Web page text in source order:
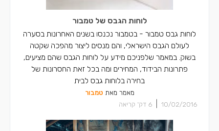
לוחות הגבס של טמבור
לוחות גבס טמבור - בטמבור נכנסו בשנים האחרונות בסערה
לעולם הגבס הישראלי, והם מנסים ליצור מהפכה שקטה
בשוק. במאמר שלפניכם מידע על לוחות הגבס שהם מציעים,
פתרונות הבידוד, המחירים ומה בכל זאת החסרונות של
בחירה בלוחות גבס לבית
מאמר מאת טמבור
10/02/2016
6 דק' קריאה